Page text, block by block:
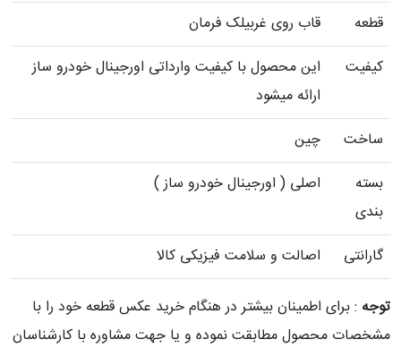
قطعه
قاب روی غربیلک فرمان
کیفیت
این محصول با کیفیت وارداتی اورجینال خودرو ساز
ارائه میشود
ساخت
چین
بسته
بندی
اصلی ( اورجینال خودرو ساز )
گارانتی اصالت و سلامت فیزیکی کالا
توجه : برای اطمینان بیشتر در هنگام خرید عکس قطعه خود را با
مشخصات محصول مطابقت نموده و یا جهت مشاوره با کارشناسان